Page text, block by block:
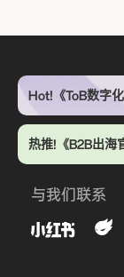
Hot!《ToB数字
热推!《B2B出海
与我们联系